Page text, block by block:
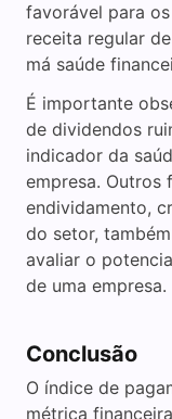
favorável para
receita regular
má saúde
É importante
de dividendos
indicador da
empresa. Outros
endividamento,
do setor,
avaliar o
de uma empresa.
Conclusão
O índice de
métrica